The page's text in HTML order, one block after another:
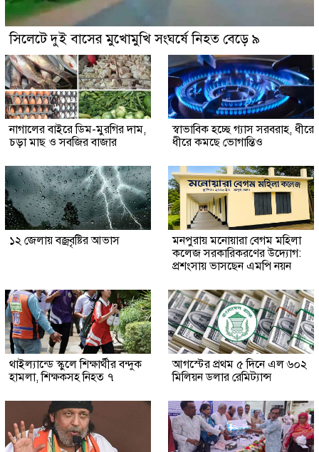
সিলেটে দুই বাসের মুখোমুখি সংঘর্ষে নিহত বেড়ে ৯
নাগালের বাইরে ডিম-মুরগির দাম,
চড়া মাছ ও সবজির বাজার
স্বাভাবিক হচ্ছে গ্যাস সরবরাহ, ধীরে
ধীরে কমছে ভোগান্তিও
১২ জেলায় বজ্রবৃষ্টির আভাস
মনপুরায় মনোয়ারা বেগম মহিলা
কলেজ সরকারিকরণের উদ্যোগ:
প্রশংসায় ভাসছেন এমপি নয়ন
থাইল্যান্ডে স্কুলে শিক্ষার্থীর বন্দুক
হামলা, শিক্ষকসহ নিহত ৭
আগস্টের প্রথম ৫ দিনে এল ৬০২
মিলিয়ন ডলার রেমিট্যান্স